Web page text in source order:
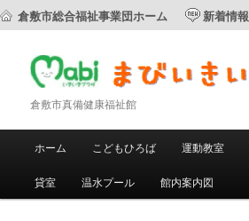
倉敷市総合福祉事業団ホーム 新着情報
倉敷市真備健康福祉館
メ
メ
イ
サ
ブ
ホーム こどもひろば 運動教室
貸室 温水プール 館内案内図